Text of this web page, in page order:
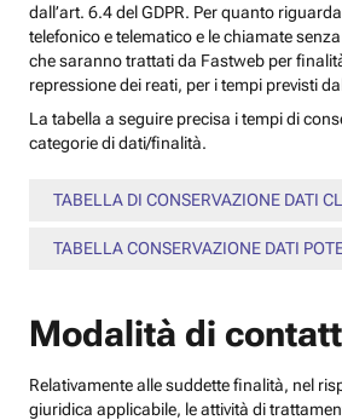
dall’art. 6.4 del GDPR. Per quanto
telefonico e telematico e le chiamate
che saranno trattati da Fastweb per
repressione dei reati, per i tempi previsti
La tabella a seguire precisa i tempi di
categorie di dati/finalità.
TABELLA DI CONSERVAZIONE DATI
TABELLA CONSERVAZIONE DATI
Modalità di
Relativamente alle suddette finalità, nel
giuridica applicabile, le attività di